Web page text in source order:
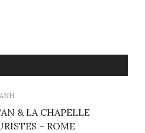
ANH
& LA CHAPELLE
– ROME